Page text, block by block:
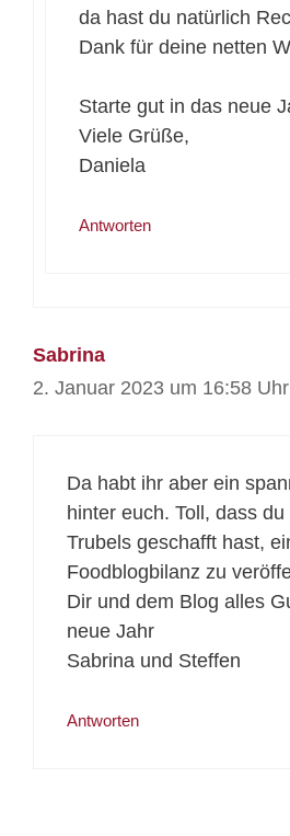
da hast du natürlich
Dank für deine netten
Starte gut in das neue
Viele Grüße,
Daniela
Antworten
Sabrina
2. Januar 2023 um 16:58 Uhr
Da habt ihr aber ein
hinter euch. Toll, dass
Trubels geschafft hast,
Foodblogbilanz zu
Dir und dem Blog alles
neue Jahr
Sabrina und Steffen
Antworten